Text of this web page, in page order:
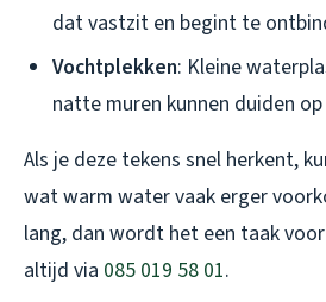
dat vastzit en begint te
Vochtplekken: Kleine
natte muren kunnen duiden op
Als je deze tekens snel herkent,
wat warm water vaak erger
lang, dan wordt het een taak
altijd via 085 019 58 01.